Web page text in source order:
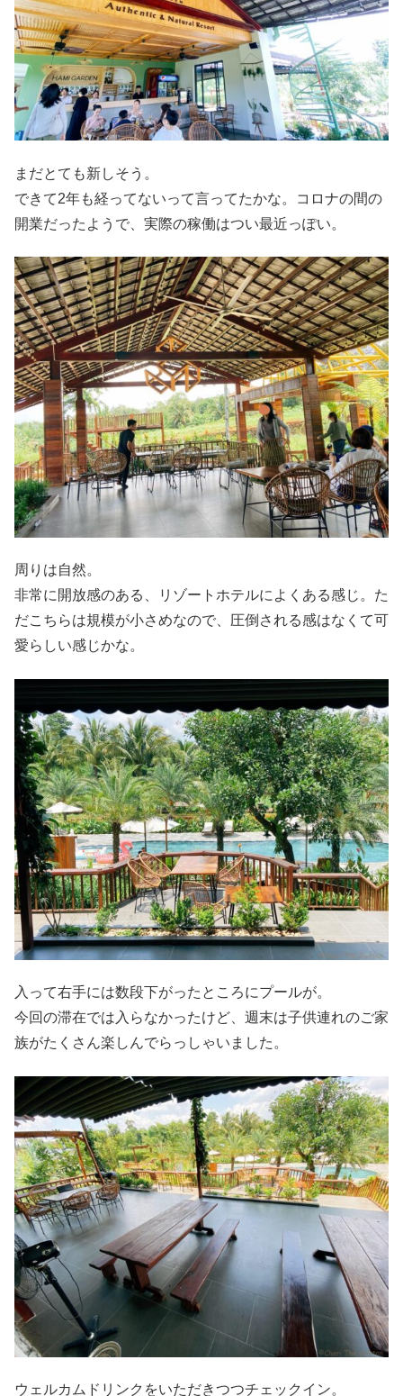
まだとても新しそう。
できて2年も経ってないって言ってたかな。コロナの間の
開業だったようで、実際の稼働はつい最近っぽい。
周りは自然。
非常に開放感のある、リゾートホテルによくある感じ。た
だこちらは規模が小さめなので、圧倒される感はなくて可
愛らしい感じかな。
入って右手には数段下がったところにプールが。
今回の滞在では入らなかったけど、週末は子供連れのご家
族がたくさん楽しんでらっしゃいました。
ウェルカムドリンクをいただきつつチェックイン。